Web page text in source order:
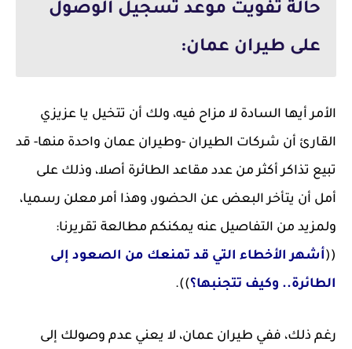
حالة تفويت موعد تسجيل الوصول
على طيران عمان:
الأمر أيها السادة لا مزاح فيه، ولك أن تتخيل يا عزيزي
القارئ أن شركات الطيران -وطيران عمان واحدة منها- قد
تبيع تذاكر أكثر من عدد مقاعد الطائرة أصلا، وذلك على
أمل أن يتأخر البعض عن الحضور، وهذا أمر معلن رسميا،
ولمزيد من التفاصيل عنه يمكنكم مطالعة تقريرنا:
((أشهر الأخطاء التي قد تمنعك من الصعود إلى
الطائرة.. وكيف تتجنبها؟)).
رغم ذلك، ففي طيران عمان، لا يعني عدم وصولك إلى